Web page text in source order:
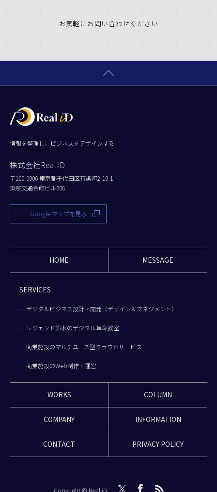
お気軽にお問い合わせください
情報を整理し、ビジネスをデザインする
株式会社Real iD
〒100-0006 東京都千代田区有楽町2-10-1
東京交通会館ビル608
Google マップを見る
HOME MESSAGE
SERVICES
デジタルビジネス設計・開発（デザイン＆マネジメント）
レジェンド鈴木のデジタル革命教室
商業施設のマルチユース型クラウドサービス
商業施設のWeb制作・運営
WORKS COLUMN
COMPANY INFORMATION
CONTACT PRIVACY POLICY